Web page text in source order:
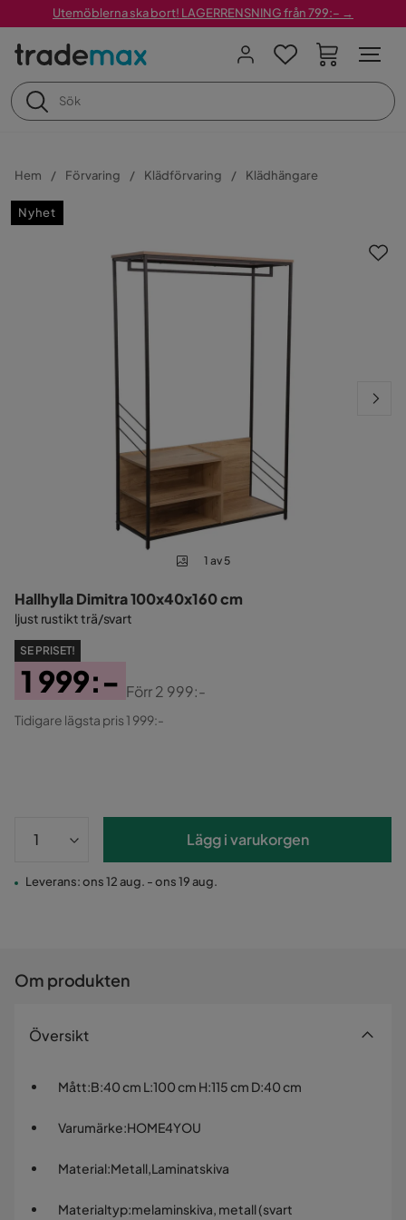
Utemöblerna ska bort! LAGERRENSNING från 799:– →
Hem Förvaring Klädförvaring Klädhängare
Nyhet
1 av 5
Hallhylla Dimitra 100x40x160 cm
ljust rustikt trä/svart
SE PRISET!
Pris
1 999:-
Original
Förr2 999:-
Tidigare lägsta pris 1 999:-
Lägg i varukorgen
Leverans: ons 12 aug. - ons 19 aug.
Om produkten
Översikt
Mått:B:40 cm L:100 cm H:115 cm D:40 cm
Varumärke:HOME4YOU
Material:Metall,Laminatskiva
Materialtyp:melaminskiva, metall (svart